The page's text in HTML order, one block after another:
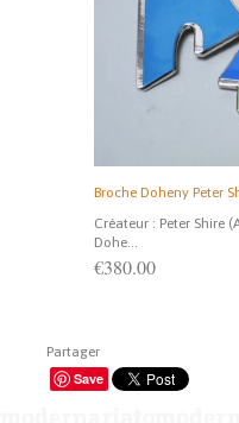
Partager
Save
Broche Doheny Peter
Créateur : Peter Shire
Dohe...
€380.00